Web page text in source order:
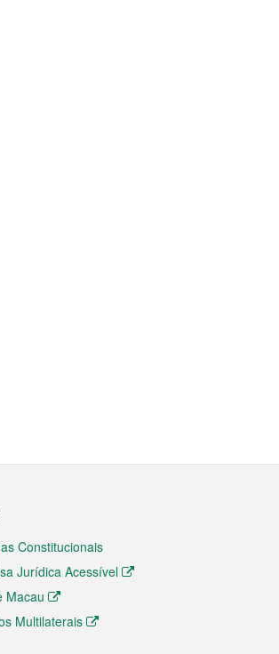
Constitucionais
Jurídica Acessível
Macau
Multilaterais